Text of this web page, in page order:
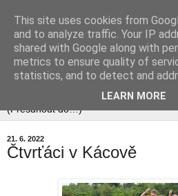
21. 6. 2022
Čtvrťáci v Kácově
This site uses cookies from
and to analyze traffic. Your IP
shared with Google along with
metrics to ensure quality of
statistics, and to detect and
LEARN MORE